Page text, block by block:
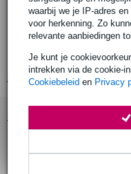
waarbij we je IP-adres
voor herkenning. Zo
relevante aanbiedingen
Je kunt je
intrekken via de cookie-
Cookiebeleid en Privacy
Zoom ZTM-1
tuner en metronoom
aansluiting voor
Bekijk alle